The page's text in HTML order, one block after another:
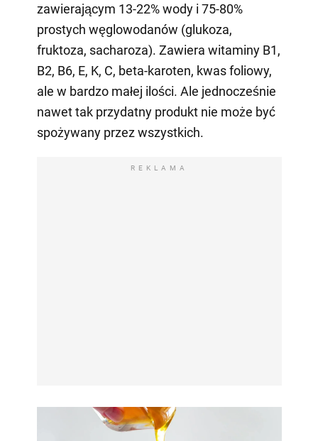
zawierającym 13-22% wody i 75-80%
prostych węglowodanów (glukoza,
fruktoza, sacharoza). Zawiera witaminy B1,
B2, B6, E, K, C, beta-karoten, kwas foliowy,
ale w bardzo małej ilości. Ale jednocześnie
nawet tak przydatny produkt nie może być
spożywany przez wszystkich.
REKLAMA